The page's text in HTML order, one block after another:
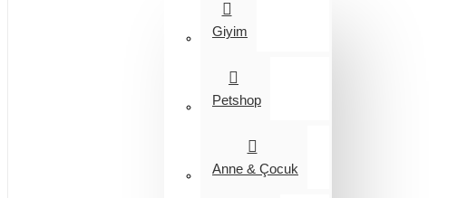
Giyim
Petshop
Anne & Çocuk